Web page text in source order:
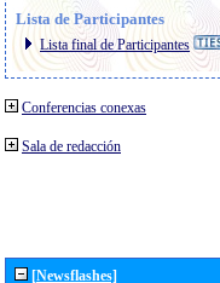
Lista de Participantes
Lista final de Participantes
Conferencias conexas
Sala de redacción
[Newsflashes]